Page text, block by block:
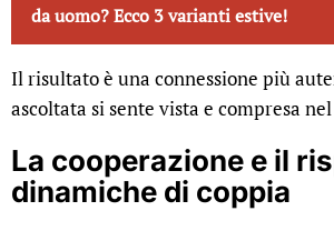
da uomo? Ecco 3 varianti estive!
Il risultato è una connessione più
ascoltata si sente vista e compresa
La cooperazione e il
dinamiche di coppia